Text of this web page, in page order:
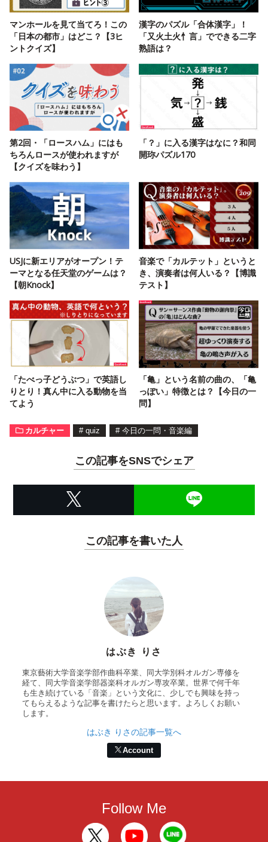
マンホールを見て当てろ！この
「日本の都市」はどこ？【3ヒ
ントクイズ】
漢字のパズル「合体漢字」！
「又火土火忄言」でできる二字
熟語は？
第2回・「ロースハム」にはも
ちろんロースが使われますが
【クイズを味わう】
「？」に入る漢字はなに？和同
開珎パズル170
USJに新エリアがオープン！テ
ーマとなる任天堂のゲームは？
【朝Knock】
音楽で「カルテット」というと
き、演奏者は何人いる？【博識
テスト】
「たべっ子どうぶつ」で英語し
りとり！真ん中に入る動物を当
てよう
「亀」という名前の曲の、「亀
っぽい」特徴とは？【今日の一
問】
カルチャー # quiz # 今日の一問・音楽編
この記事をSNSでシェア
この記事を書いた人
はぶき りさ
東京藝術大学音楽学部作曲科卒業、同大学別科オルガン専修を
経て、同大学音楽学部器楽科オルガン専攻卒業。世界で何千年
も生き続けている「音楽」という文化に、少しでも興味を持っ
てもらえるような記事を書けたらと思います。よろしくお願い
します。
はぶき りさの記事一覧へ
Account
Follow Me